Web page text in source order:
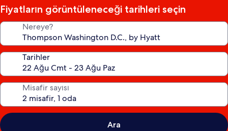
Fiyatların görüntüleneceği tarihleri seçin
Nereye?
Tarihler
Misafir sayısı
Ara